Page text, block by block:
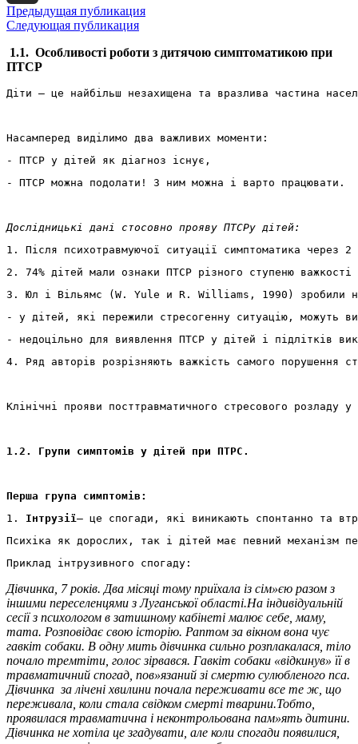
Email
Предыдущая публикация
Следующая публикация
1.1. Особливості роботи з дитячою симптоматикою при
ПТСР
Діти – це найбільш незахищена та вразлива частина
Насамперед виділимо два важливих моменти:
- ПТСР у дітей як діагноз існує,
- ПТСР можна подолати! З ним можна і варто працювати.
Дослідницькі дані стосовно прояву ПТСРу дітей:
1. Після психотравмуючої ситуації симптоматика
2. 74% дітей мали ознаки ПТСР різного ступеню
3. Юл і Вільямс (W. Yule и R. Williams, 1990) зробили
- у дітей, які пережили стресогенну ситуацію, можуть
- недоцільно для виявлення ПТСР у дітей і підлітків
4. Ряд авторів розрізняють важкість самого порушення
Клінічні прояви посттравматичного стресового розладу
1.2. Групи симптомів у дітей при ПТРС.
Перша група симптомів:
1. Інтрузії– це спогади, які виникають спонтанно та
Психіка як дорослих, так і дітей має певний механізм
Приклад інтрузивного спогаду:
Дівчинка, 7 років. Два місяці тому приїхала із сім»єю разом з
іншими переселенцями з Луганської області.На індивідуальній
сесії з психологом в затишному кабінеті малює себе, маму,
тата. Розповідає свою історію. Раптом за вікном вона чує
гавкіт собаки. В одну мить дівчинка сильно розплакалася, тіло
почало тремтіти, голос зірвався. Гавкіт собаки «відкинув» її в
травматичний спогад пов»язаний зі смертю сулюбленого пса.
Дівчинка за лічені хвилини почала переживати все те ж, що
переживала, коли стала свідком смерті тварини.Тобто,
проявилася травматична і неконтрольована пам»ять дитини.
Дівчинка не хотіла це згадувати, але коли спогади появилися,